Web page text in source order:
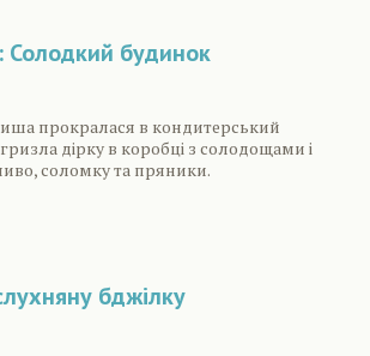
Солодкий будинок
прокралася в кондитерський
дірку в коробці з солодощами і
соломку та пряники.
бджілку